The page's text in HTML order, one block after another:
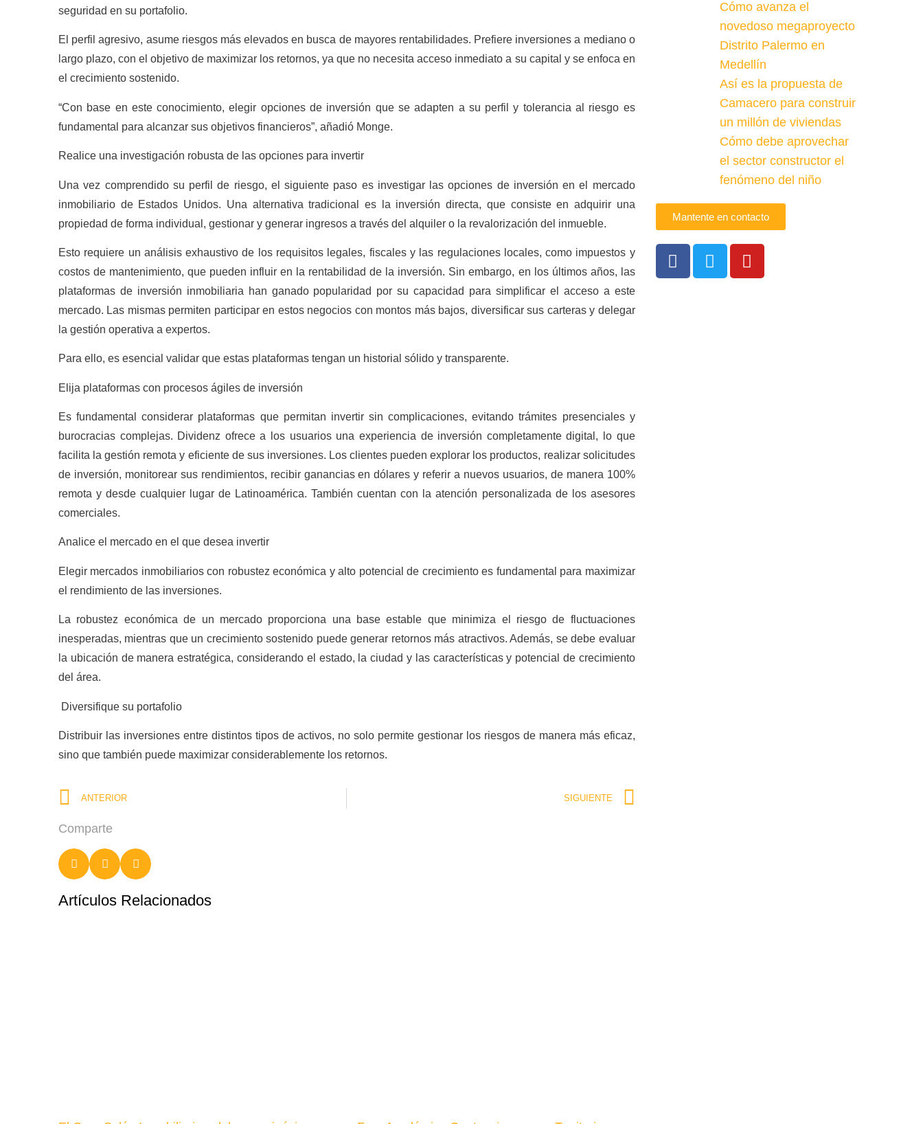
seguridad en su portafolio.
El perfil agresivo, asume riesgos más elevados en busca de mayores rentabilidades. Prefiere inversiones a mediano o
largo plazo, con el objetivo de maximizar los retornos, ya que no necesita acceso inmediato a su capital y se enfoca en
el crecimiento sostenido.
“Con base en este conocimiento, elegir opciones de inversión que se adapten a su perfil y tolerancia al riesgo es
fundamental para alcanzar sus objetivos financieros”, añadió Monge.
Realice una investigación robusta de las opciones para invertir
Una vez comprendido su perfil de riesgo, el siguiente paso es investigar las opciones de inversión en el mercado
inmobiliario de Estados Unidos. Una alternativa tradicional es la inversión directa, que consiste en adquirir una
propiedad de forma individual, gestionar y generar ingresos a través del alquiler o la revalorización del inmueble.
Esto requiere un análisis exhaustivo de los requisitos legales, fiscales y las regulaciones locales, como impuestos y
costos de mantenimiento, que pueden influir en la rentabilidad de la inversión. Sin embargo, en los últimos años, las
plataformas de inversión inmobiliaria han ganado popularidad por su capacidad para simplificar el acceso a este
mercado. Las mismas permiten participar en estos negocios con montos más bajos, diversificar sus carteras y delegar
la gestión operativa a expertos.
Para ello, es esencial validar que estas plataformas tengan un historial sólido y transparente.
Elija plataformas con procesos ágiles de inversión
Es fundamental considerar plataformas que permitan invertir sin complicaciones, evitando trámites presenciales y
burocracias complejas. Dividenz ofrece a los usuarios una experiencia de inversión completamente digital, lo que
facilita la gestión remota y eficiente de sus inversiones. Los clientes pueden explorar los productos, realizar solicitudes
de inversión, monitorear sus rendimientos, recibir ganancias en dólares y referir a nuevos usuarios, de manera 100%
remota y desde cualquier lugar de Latinoamérica. También cuentan con la atención personalizada de los asesores
comerciales.
Analice el mercado en el que desea invertir
Elegir mercados inmobiliarios con robustez económica y alto potencial de crecimiento es fundamental para maximizar
el rendimiento de las inversiones.
La robustez económica de un mercado proporciona una base estable que minimiza el riesgo de fluctuaciones
inesperadas, mientras que un crecimiento sostenido puede generar retornos más atractivos. Además, se debe evaluar
la ubicación de manera estratégica, considerando el estado, la ciudad y las características y potencial de crecimiento
del área.
Diversifique su portafolio
Distribuir las inversiones entre distintos tipos de activos, no solo permite gestionar los riesgos de manera más eficaz,
sino que también puede maximizar considerablemente los retornos.
ANTERIOR SIGUIENTE
Comparte
Artículos Relacionados
Cómo avanza el
novedoso megaproyecto
Distrito Palermo en
Medellín
Así es la propuesta de
Camacero para construir
un millón de viviendas
Cómo debe aprovechar
el sector constructor el
fenómeno del niño
Mantente en contacto